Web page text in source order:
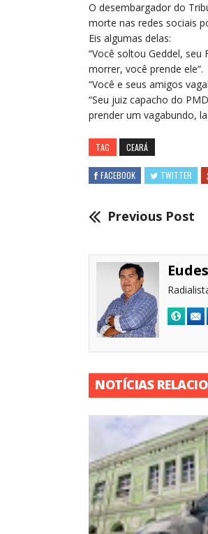
O desembargador do
morte nas redes sociais
Eis algumas delas:
“Você soltou Geddel,
morrer, você prende ele”.
“Você e seus amigos
“Seu juiz capacho do
prender um vagabundo,
TAG CEARÁ
FACEBOOK TWITTER
Previous Post
NOTÍCIAS